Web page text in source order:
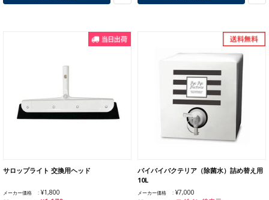
サロップライト 交換用ヘッド
メーカー価格 ¥1,800
バイバイバクテリア（除菌水）詰め替え用
10L
メーカー価格 ¥7,000